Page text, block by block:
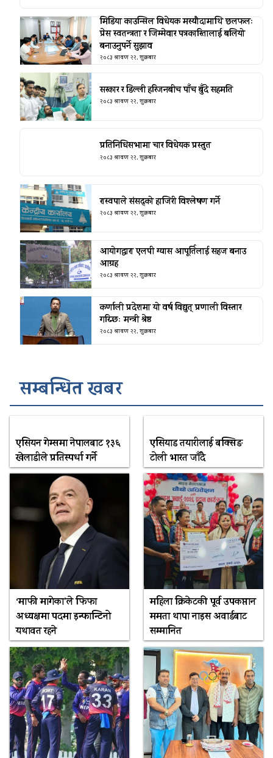
मिडिया काउन्सिल विधेयक मस्यौदामाथि छलफलः
प्रेस स्वतन्त्रता र जिम्मेवार पत्रकारितालाई बलियो
बनाउनुपर्ने सुझाव
२०८३ श्रावण २२, शुक्रबार
सरकार र डिल्ली हरिजनबीच पाँच बुँदे सहमति
२०८३ श्रावण २२, शुक्रबार
प्रतिनिधिसभामा चार विधेयक प्रस्तुत
२०८३ श्रावण २२, शुक्रबार
रास्वपाले संसद्को हाजिरी विश्लेषण गर्ने
२०८३ श्रावण २२, शुक्रबार
आयोगद्वारा एलपी ग्यास आपूर्तिलाई सहज बनाउ
आग्रह
२०८३ श्रावण २२, शुक्रबार
कर्णाली प्रदेशमा यो वर्ष विद्युत् प्रणाली विस्तार
गरिन्छः मन्त्री श्रेष्ठ
२०८३ श्रावण २२, शुक्रबार
सम्बन्धित खबर
एसियन गेम्समा नेपालबाट १३६
खेलाडीले प्रतिस्पर्धा गर्ने
एसियाड तयारीलाई बक्सिङ
टोली भारत जाँदै
‘माफी मागेका’ले फिफा
अध्यक्षमा पदमा इन्फान्टिनो
यथावत रहने
महिला क्रिकेटकी पूर्व उपकप्तान
ममता थापा नाइस अवार्डबाट
सम्मानित